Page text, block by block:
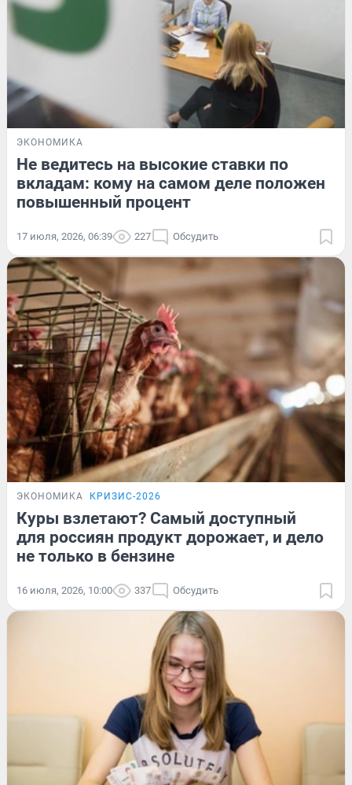
ЭКОНОМИКА
Не ведитесь на высокие ставки по
вкладам: кому на самом деле положен
повышенный процент
17 июля, 2026, 06:39 227 Обсудить
ЭКОНОМИКА КРИЗИС-2026
Куры взлетают? Самый доступный
для россиян продукт дорожает, и дело
не только в бензине
16 июля, 2026, 10:00 337 Обсудить